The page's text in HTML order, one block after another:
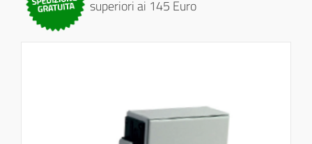
superiori ai 145 Euro